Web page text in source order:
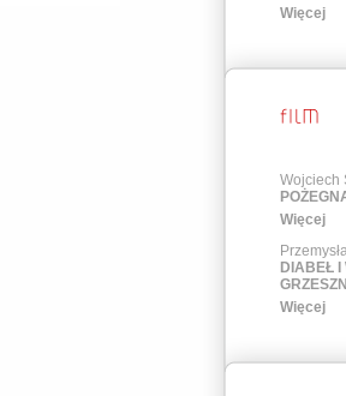
Więcej
Wojciech
Więcej
DIABEŁ I
Więcej